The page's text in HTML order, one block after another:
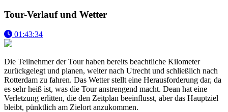
Tour-Verlauf und Wetter
01:43:34
Die Teilnehmer der Tour haben bereits beachtliche Kilometer
zurückgelegt und planen, weiter nach Utrecht und schließlich nach
Rotterdam zu fahren. Das Wetter stellt eine Herausforderung dar, da
es sehr heiß ist, was die Tour anstrengend macht. Dean hat eine
Verletzung erlitten, die den Zeitplan beeinflusst, aber das Hauptziel
bleibt, pünktlich am Zielort anzukommen.